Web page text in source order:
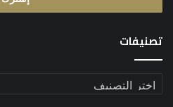
تصنيفات
تصنيفات